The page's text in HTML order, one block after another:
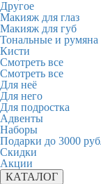
Другое
Макияж для глаз
Макияж для губ
Тональные и румяна
Кисти
Смотреть все
Смотреть все
Для неё
Для него
Для подростка
Адвенты
Наборы
Подарки до 3000
Скидки
Акции
КАТАЛОГ